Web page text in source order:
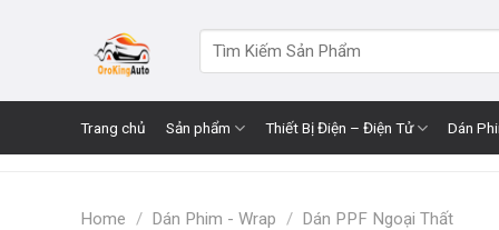
for:
Trang chủ Sản phẩm Thiết Bị Điện – Điện Tử Dán
Home / Dán Phim - Wrap / Dán PPF Ngoại Thất